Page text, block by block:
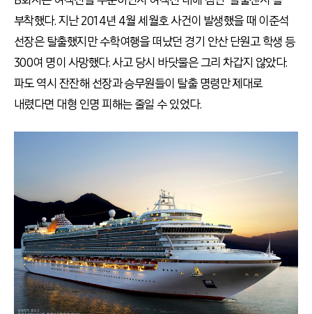
부착했다. 지난 2014년 4월 세월호 사건이 발생했을 때 이준석
선장은 탈출했지만 수학여행을 떠났던 경기 안산 단원고 학생 등
300여 명이 사망했다. 사고 당시 바닷물은 그리 차갑지 않았다.
파도 역시 잔잔해 선장과 승무원들이 탈출 명령만 제대로
내렸다면 대형 인명 피해는 줄일 수 있었다.